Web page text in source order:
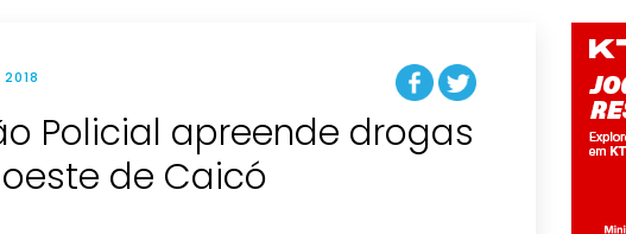
Policial apreende drogas
de Caicó